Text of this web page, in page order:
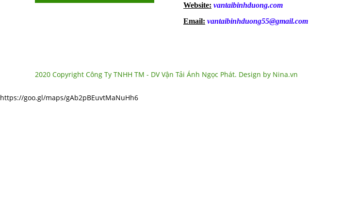
Website: vantaibinhduong.com
Email: vantaibinhduong55@gmail.com
2020 Copyright Công Ty TNHH TM - DV Vận Tải Ánh Ngọc Phát. Design by Nina.vn
https://goo.gl/maps/gAb2pBEuvtMaNuHh6